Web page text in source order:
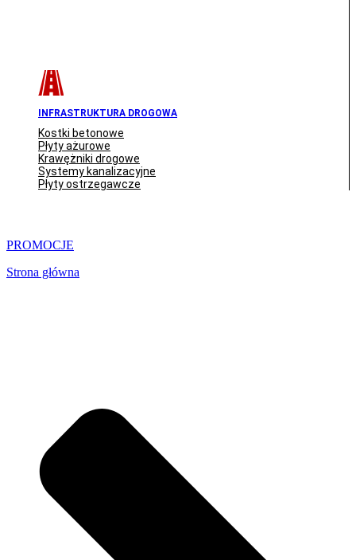
INFRASTRUKTURA DROGOWA
Kostki betonowe
Płyty ażurowe
Krawężniki drogowe
Systemy kanalizacyjne
Płyty ostrzegawcze
PROMOCJE
Strona główna